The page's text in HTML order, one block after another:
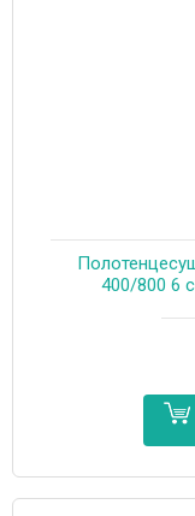
400/800 6